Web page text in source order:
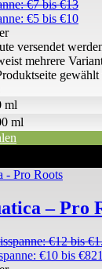
€7 bis €13
€5 bis €10
ml
ml
versendet
mehrere
gewählt
– Pro
€12 bis
€10 bis €821